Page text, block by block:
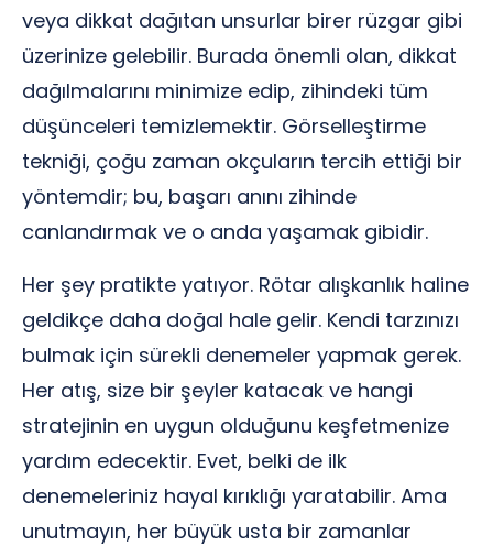
veya dikkat dağıtan unsurlar birer rüzgar gibi
üzerinize gelebilir. Burada önemli olan, dikkat
dağılmalarını minimize edip, zihindeki tüm
düşünceleri temizlemektir. Görselleştirme
tekniği, çoğu zaman okçuların tercih ettiği bir
yöntemdir; bu, başarı anını zihinde
canlandırmak ve o anda yaşamak gibidir.
Her şey pratikte yatıyor. Rötar alışkanlık haline
geldikçe daha doğal hale gelir. Kendi tarzınızı
bulmak için sürekli denemeler yapmak gerek.
Her atış, size bir şeyler katacak ve hangi
stratejinin en uygun olduğunu keşfetmenize
yardım edecektir. Evet, belki de ilk
denemeleriniz hayal kırıklığı yaratabilir. Ama
unutmayın, her büyük usta bir zamanlar